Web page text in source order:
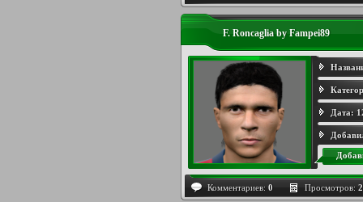
F. Roncaglia by Fampei89
Дата:
Комментариев: 0 Просмотров: